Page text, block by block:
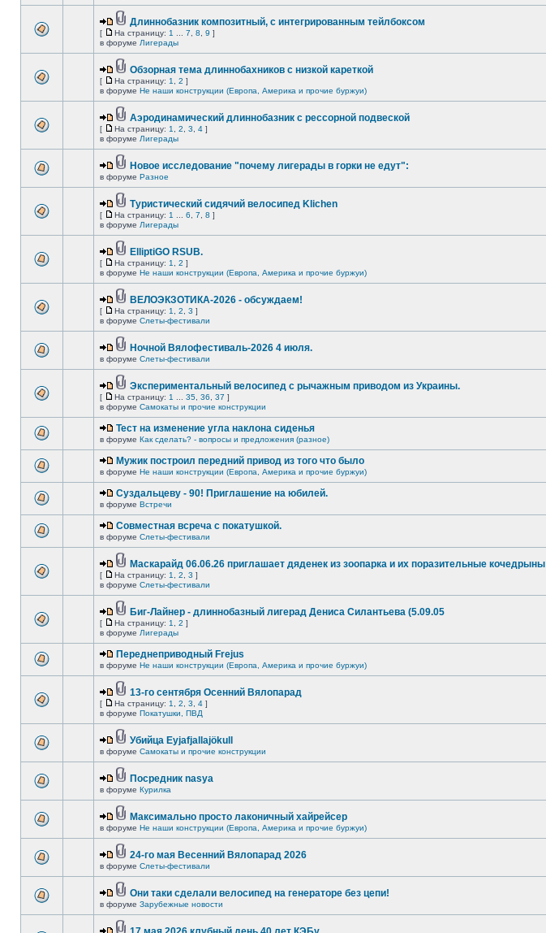
Длиннобазник композитный, с интегрированным тейлбоксом
[ На страницу: 1 7 8 9 ]
в форуме Лигерады
Обзорная тема длиннобахников с низкой кареткой
[ На страницу: 1 2 ]
в форуме Не наши конструкции (Европа, Америка и прочие буржуи)
Аэродинамический длиннобазник с рессорной подвеской
[ На страницу: 1 2 3 4 ]
в форуме Лигерады
Новое исследование "почему лигерады в горки не едут":
в форуме Разное
Туристический сидячий велосипед Klichen
[ На страницу: 1 6 7 8 ]
в форуме Лигерады
ElliptiGO RSUB.
[ На страницу: 1 2 ]
в форуме Не наши конструкции (Европа, Америка и прочие буржуи)
ВЕЛОЭКЗОТИКА-2026 - обсуждаем!
[ На страницу: 1 2 3 ]
в форуме Слеты-фестивали
Ночной Вялофестиваль-2026 4 июля.
в форуме Слеты-фестивали
Экспериментальный велосипед с рычажным приводом из Украины.
[ На страницу: 1 35 36 37 ]
в форуме Самокаты и прочие конструкции
Тест на изменение угла наклона сиденья
в форуме Как сделать? - вопросы и предложения (разное)
Мужик построил передний привод из того что было
в форуме Не наши конструкции (Европа, Америка и прочие буржуи)
Суздальцеву - 90! Приглашение на юбилей.
в форуме Встречи
Совместная всреча с покатушкой.
в форуме Слеты-фестивали
Маскарайд 06.06.26 приглашает дяденек из зоопарка и их поразительные кочедрыны
[ На страницу: 1 2 3 ]
в форуме Слеты-фестивали
Биг-Лайнер - длиннобазный лигерад Дениса Силантьева (5.09.05
[ На страницу: 1 2 ]
в форуме Лигерады
Переднеприводный Frejus
в форуме Не наши конструкции (Европа, Америка и прочие буржуи)
13-го сентября Осенний Вялопарад
[ На страницу: 1 2 3 4 ]
в форуме Покатушки, ПВД
Убийца Eyjafjallajökull
в форуме Самокаты и прочие конструкции
Посредник nasya
в форуме Курилка
Максимально просто лаконичный хайрейсер
в форуме Не наши конструкции (Европа, Америка и прочие буржуи)
24-го мая Весенний Вялопарад 2026
в форуме Слеты-фестивали
Они таки сделали велосипед на генераторе без цепи!
в форуме Зарубежные новости